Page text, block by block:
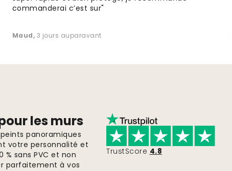
commanderai c’est sur"
Maud, 3 jours auparavant
les murs
panoramiques
votre personnalité et
% sans PVC et non
parfaitement à vos
TrustScore 4.8